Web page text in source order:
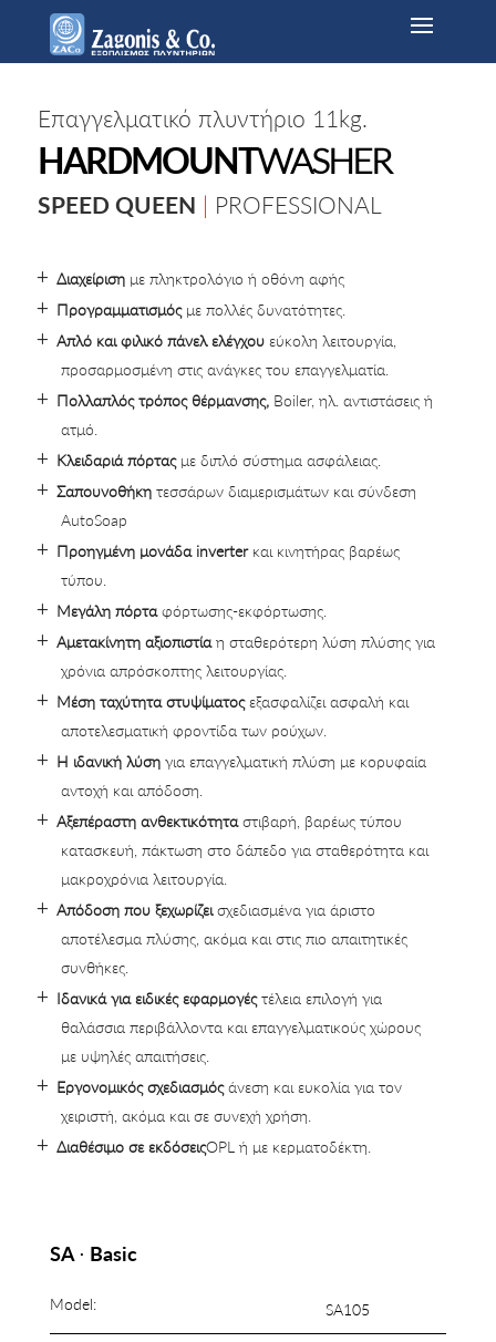
Επαγγελματικό πλυντήριο 11kg.
HARDMOUNTWASHER
SPEED QUEEN | PROFESSIONAL
Διαχείρισημε πληκτρολόγιο ή οθόνη αφής
Προγραμματισμόςμε πολλές δυνατότητες.
Απλό και φιλικό πάνελ ελέγχουεύκολη λειτουργία,
προσαρμοσμένη στις ανάγκες του επαγγελματία.
Πολλαπλός τρόπος θέρμανσης, Boiler, ηλ. αντιστάσεις ή
ατμό.
Κλειδαριά πόρταςμε διπλό σύστημα ασφάλειας.
Σαπουνοθήκητεσσάρων διαμερισμάτων και σύνδεση
AutoSoap
Προηγμένη μονάδα inverterκαι κινητήρας βαρέως
τύπου.
Μεγάλη πόρταφόρτωσης-εκφόρτωσης.
Αμετακίνητη αξιοπιστίαη σταθερότερη λύση πλύσης για
χρόνια απρόσκοπτης λειτουργίας.
Μέση ταχύτητα στυψίματοςεξασφαλίζει ασφαλή και
αποτελεσματική φροντίδα των ρούχων.
Η ιδανική λύσηγια επαγγελματική πλύση με κορυφαία
αντοχή και απόδοση.
Αξεπέραστη ανθεκτικότηταστιβαρή, βαρέως τύπου
κατασκευή, πάκτωση στο δάπεδο για σταθερότητα και
μακροχρόνια λειτουργία.
Απόδοση που ξεχωρίζεισχεδιασμένα για άριστο
αποτέλεσμα πλύσης, ακόμα και στις πιο απαιτητικές
συνθήκες.
Ιδανικά για ειδικές εφαρμογέςτέλεια επιλογή για
θαλάσσια περιβάλλοντα και επαγγελματικούς χώρους
με υψηλές απαιτήσεις.
Εργονομικός σχεδιασμόςάνεση και ευκολία για τον
χειριστή, ακόμα και σε συνεχή χρήση.
Διαθέσιμο σε εκδόσειςOPL ή με κερματοδέκτη.
SA ⋅ Basic
Model: SΑ105